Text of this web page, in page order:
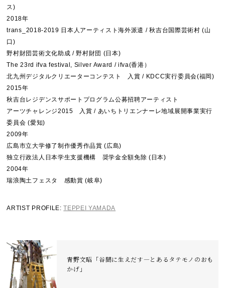
ス)
2018年
trans_2018-2019 日本人アーティスト海外派遣 / 秋吉台国際芸術村 (山
口)
野村財団芸術文化助成 / 野村財団 (日本)
The 23rd ifva festival, Silver Award / ifva(香港）
北九州デジタルクリエーターコンテスト 入賞 / KDCC実行委員会(福岡)
2015年
秋吉台レジデンスサポートプログラム公募招聘アーティスト
アーツチャレンジ2015 入賞 / あいちトリエンナーレ地域展開事業実行
委員会 (愛知)
2009年
広島市立大学修了制作優秀作品賞 (広島)
独立行政法人日本学生支援機構 奨学金全額免除 (日本)
2004年
瑞浪陶土フェスタ 感動賞 (岐阜)
ARTIST PROFILE:TEPPEI YAMADA​​
青野文昭「谷間に生えだす―とあるタテモノのおも
かげ」